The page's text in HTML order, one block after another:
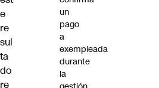
e
re
sul
ta
do
re
un
pago
a
exempleada
durante
la